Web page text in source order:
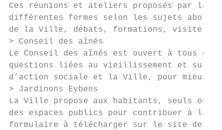
Ces réunions et ateliers proposés par la
différentes formes selon les sujets
de la Ville, débats, formations, visites
> Conseil des aînés
Le Conseil des aînés est ouvert à tous et
questions liées au vieillissement et sur
d’action sociale et la Ville, pour mieux
> Jardinons Eybens
La Ville propose aux habitants, seuls
des espaces publics pour contribuer à la
formulaire à télécharger sur le site de